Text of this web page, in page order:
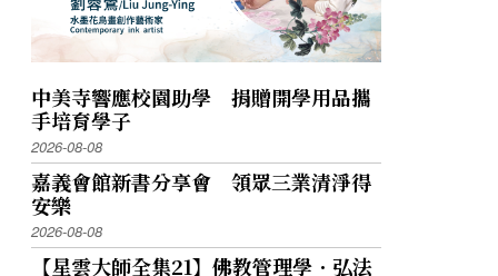
中美寺響應校園助學 捐贈開學用品攜
手培育學子
2026-08-08
嘉義會館新書分享會 領眾三業清淨得
安樂
2026-08-08
【星雲大師全集21】佛教管理學．弘法